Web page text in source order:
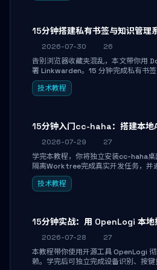
15分钟搭建私有书签与知识管理
2026-07-30
26
告别浏览器收藏夹混乱，本文带你用
署 Linkwarden。15 分钟完成私有书
归档、高亮批注、分类管理与全文搜
者打造个人知识库，资料统一归档，随
技术教程
15分钟入门cc-haha：搭建本地
2026-07-29
27
学完本教程，你将独立安装cc-haha桌
隔离Worktree完成真实开发任务，并
AI代码改写。告别终端黑盒操作，让
做审阅和决策。
技术教程
15分钟实战：用 OpenLogi 本地
2026-07-28
27
本教程带你使用开源工具 OpenLogi
赖。学完后可独立完成设备识别、按